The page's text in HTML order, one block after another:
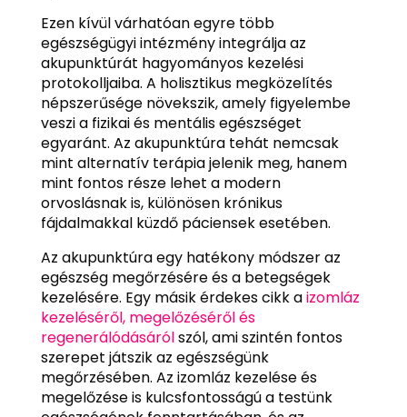
Ezen kívül várhatóan egyre több
egészségügyi intézmény integrálja az
akupunktúrát hagyományos kezelési
protokolljaiba. A holisztikus megközelítés
népszerűsége növekszik, amely figyelembe
veszi a fizikai és mentális egészséget
egyaránt. Az akupunktúra tehát nemcsak
mint alternatív terápia jelenik meg, hanem
mint fontos része lehet a modern
orvoslásnak is, különösen krónikus
fájdalmakkal küzdő páciensek esetében.
Az akupunktúra egy hatékony módszer az
egészség megőrzésére és a betegségek
kezelésére. Egy másik érdekes cikk aizomláz
kezeléséről, megelőzéséről és
regenerálódásárólszól, ami szintén fontos
szerepet játszik az egészségünk
megőrzésében. Az izomláz kezelése és
megelőzése is kulcsfontosságú a testünk